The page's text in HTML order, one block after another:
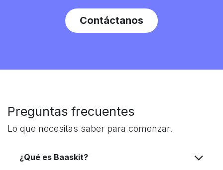
Contá​​​​ctanos​​​​​
Preguntas frecuentes
Lo que necesitas saber para comenzar.
¿Qué es Baaskit?